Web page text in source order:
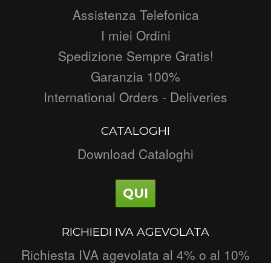
Assistenza Telefonica
I miei Ordini
Spedizione Sempre Gratis!
Garanzia 100%
International Orders - Deliveries
CATALOGHI
Download Cataloghi
QUI
RICHIEDI IVA AGEVOLATA
Richiesta IVA agevolata al 4% o al 10%